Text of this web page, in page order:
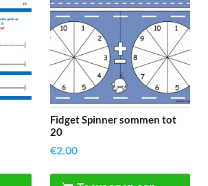
Fidget Spinner sommen tot
20
€2.00